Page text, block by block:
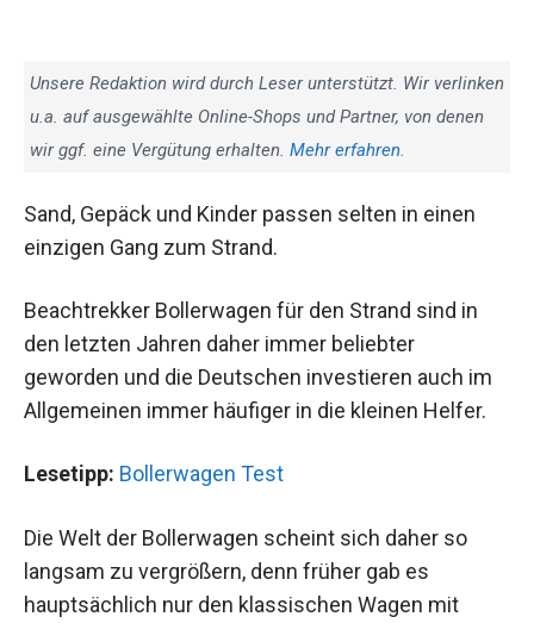
Unsere Redaktion wird durch Leser unterstützt. Wir verlinken
u.a. auf ausgewählte Online-Shops und Partner, von denen
wir ggf. eine Vergütung erhalten. Mehr erfahren.
Sand, Gepäck und Kinder passen selten in einen
einzigen Gang zum Strand.
Beachtrekker Bollerwagen für den Strand sind in
den letzten Jahren daher immer beliebter
geworden und die Deutschen investieren auch im
Allgemeinen immer häufiger in die kleinen Helfer.
Lesetipp: Bollerwagen Test
Die Welt der Bollerwagen scheint sich daher so
langsam zu vergrößern, denn früher gab es
hauptsächlich nur den klassischen Wagen mit